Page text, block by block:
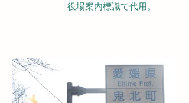
役場案内標識で代用。